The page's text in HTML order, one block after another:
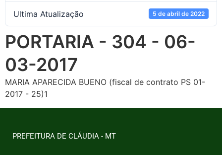
Ultima Atualização 5 de abril de 2022
PORTARIA - 304 - 06-
03-2017
MARIA APARECIDA BUENO (fiscal de contrato PS 01-
2017 - 25)1
PREFEITURA DE CLÁUDIA - MT